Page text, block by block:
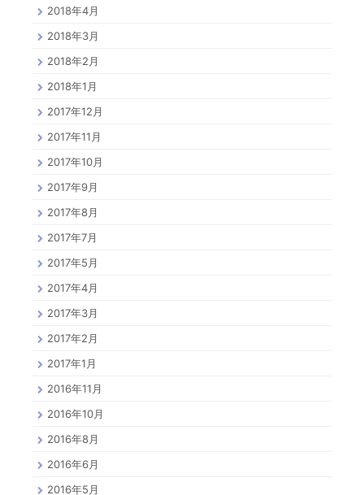
2018年4月
2018年3月
2018年2月
2018年1月
2017年12月
2017年11月
2017年10月
2017年9月
2017年8月
2017年7月
2017年5月
2017年4月
2017年3月
2017年2月
2017年1月
2016年11月
2016年10月
2016年8月
2016年6月
2016年5月